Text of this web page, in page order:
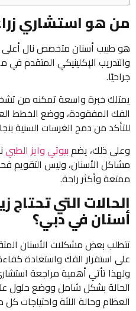
من هو استشاري
هو طبيب أسنان متخصص نال أعلى
والتدريب الإكلينيكي المتقدم
جراحيًا.
يمتلك خبرة واسعة تمكنه من
الفك المفقودة، ووضع الخطط
للتأكد من دمج الغرسات السنية
وعلى ذلك، يضمبيوتي وايز الطبي
مشاكل الأسنان، وليس التقويم
ممتعة وأكثر راحة.
الحالات التي تحتاج
أسنان في دبي؟
تتطلب بعض مشكلات الأسنان
على استقرار الفك واستعادة
ولهذا تأتي أهمية مراجعة
الحالة بشكل شامل ووضع حلول
العظام وحالة اللثة واحتياجات